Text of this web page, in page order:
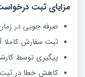
مزایای ثبت
صرفه جویی در
ثبت سفارش کاملا
پیگیری توسط
کاهش خطا در ثبت